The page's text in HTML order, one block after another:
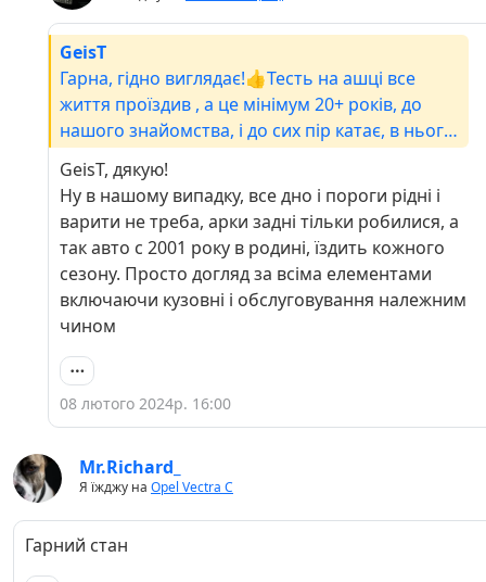
GeisT
Гарна, гідно виглядає!👍Тесть на ашці все
життя проїздив , а це мінімум 20+ років, до
нашого знайомства, і до сих пір катає, в нього
просто як засіб пересування, але переживала
реінкарнацію не раз: і мотор мінявся(простий
2,0), і кузов як донора я йому шукав новий , бо
коли стало питання ремонту, сварщик просто
сказав що варити нема що - "шукайте нову
всю "жопу"". Але нічого знайшли, приварили, з
малярки як виїхала - то було нове авто
😄.....проте роки беруть своє:(
GeisT, дякую!
Ну в нашому випадку, все дно і пороги рідні і
варити не треба, арки задні тільки робилися, а
так авто с 2001 року в родині, їздить кожного
сезону. Просто догляд за всіма елементами
включаючи кузовні і обслуговування належним
чином
08 лютого 2024р. 16:00
Mr.Richard_
Я їжджу на Opel Vectra C
Гарний стан